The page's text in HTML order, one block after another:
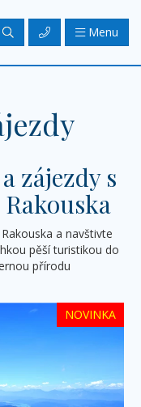
Menu
zájezdy s
a navštivte
pěší turistikou do
přírodu
NOVINKA